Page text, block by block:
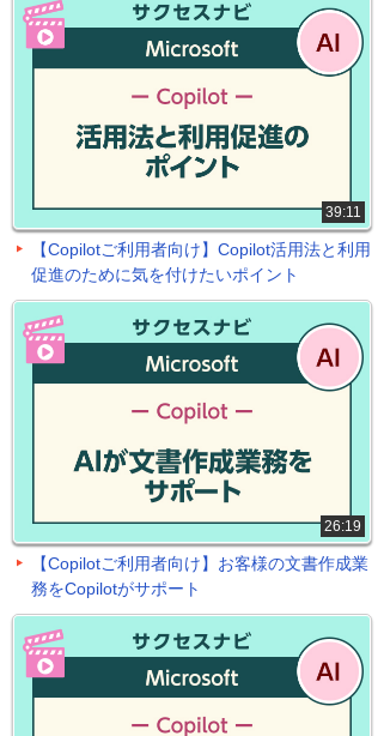
39:11
【Copilotご利用者向け】Copilot活用法と利用
促進のために気を付けたいポイント
26:19
【Copilotご利用者向け】お客様の文書作成業
務をCopilotがサポート